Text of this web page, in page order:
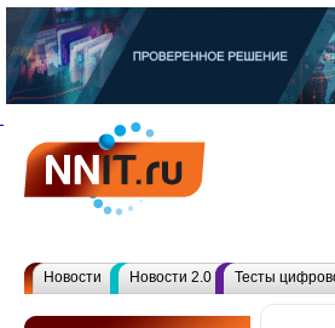
Новости Новости 2.0 Тесты